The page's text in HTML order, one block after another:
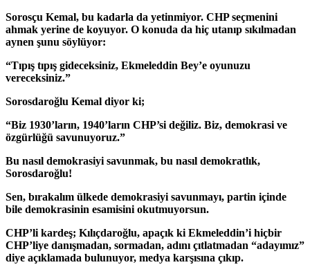
Sorosçu Kemal, bu kadarla da yetinmiyor. CHP seçmenini
ahmak yerine de koyuyor. O konuda da hiç utanıp sıkılmadan
aynen şunu söylüyor:
“Tıpış tıpış gideceksiniz, Ekmeleddin Bey’e oyunuzu
vereceksiniz.”
Sorosdaroğlu Kemal diyor ki;
“Biz 1930’ların, 1940’ların CHP’si değiliz. Biz, demokrasi ve
özgürlüğü savunuyoruz.”
Bu nasıl demokrasiyi savunmak, bu nasıl demokratlık,
Sorosdaroğlu!
Sen, bırakalım ülkede demokrasiyi savunmayı, partin içinde
bile demokrasinin esamisini okutmuyorsun.
CHP’li kardeş; Kılıçdaroğlu, apaçık ki Ekmeleddin’i hiçbir
CHP’liye danışmadan, sormadan, adını çıtlatmadan “adayımız”
diye açıklamada bulunuyor, medya karşısına çıkıp.